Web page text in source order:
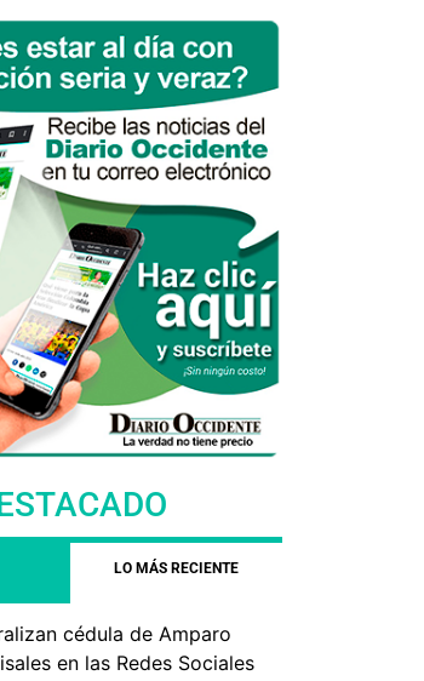
LO MÁS RECIENTE
cédula de Amparo
en las Redes Sociales